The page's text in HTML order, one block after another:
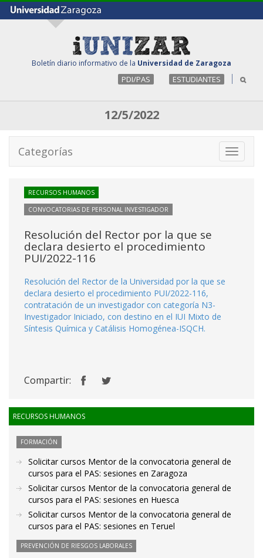
Boletín diario informativo de la Universidad de Zaragoza
PDI/PAS ESTUDIANTES
12/5/2022
Toggle
Categorías
RECURSOS HUMANOS
CONVOCATORIAS DE PERSONAL INVESTIGADOR
Resolución del Rector por la que se
declara desierto el procedimiento
PUI/2022-116
Resolución del Rector de la Universidad por la que se
declara desierto el procedimiento PUI/2022-116,
contratación de un investigador con categoría N3-
Investigador Iniciado, con destino en el IUI Mixto de
Síntesis Química y Catálisis Homogénea-ISQCH.
Compartir:
RECURSOS HUMANOS
FORMACIÓN
Solicitar cursos Mentor de la convocatoria general de
cursos para el PAS: sesiones en Zaragoza
Solicitar cursos Mentor de la convocatoria general de
cursos para el PAS: sesiones en Huesca
Solicitar cursos Mentor de la convocatoria general de
cursos para el PAS: sesiones en Teruel
PREVENCIÓN DE RIESGOS LABORALES